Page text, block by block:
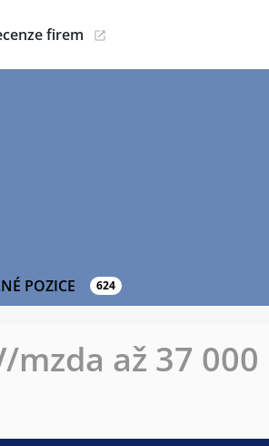
firem
POZICE 624
mzda až 37 000